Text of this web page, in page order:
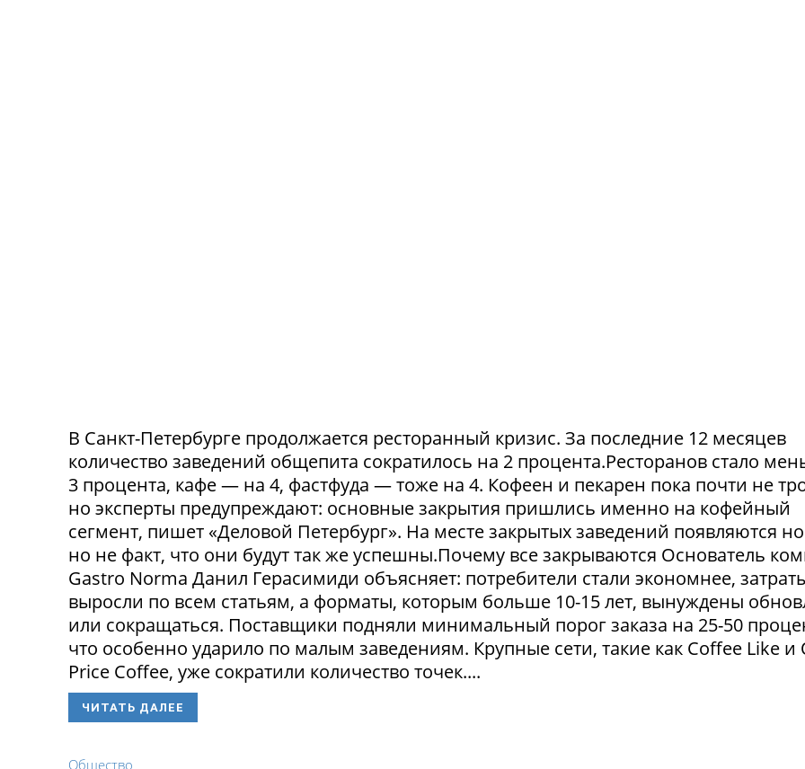
В Санкт-Петербурге продолжается ресторанный кризис. За последние 12 месяцев
количество заведений общепита сократилось на 2 процента.Ресторанов стало
3 процента, кафе — на 4, фастфуда — тоже на 4. Кофеен и пекарен пока почти не
но эксперты предупреждают: основные закрытия пришлись именно на кофейный
сегмент, пишет «Деловой Петербург». На месте закрытых заведений появляются
но не факт, что они будут так же успешны.Почему все закрываются Основатель
Gastro Norma Данил Герасимиди объясняет: потребители стали экономнее,
выросли по всем статьям, а форматы, которым больше 10-15 лет, вынуждены
или сокращаться. Поставщики подняли минимальный порог заказа на 25-50
что особенно ударило по малым заведениям. Крупные сети, такие как Coffee Like и
Price Coffee, уже сократили количество точек....
ЧИТАТЬ ДАЛЕЕ
Общество